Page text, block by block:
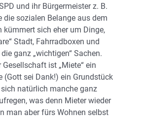
und ihr Bürgermeister z. B.
die sozialen Belange aus dem
kümmert sich eher um Dinge,
Stadt, Fahrradboxen und
ganz „wichtigen“ Sachen.
Gesellschaft ist „Miete“ ein
(Gott sei Dank!) ein Grundstück
natürlich manche ganz
was denn Mieter wieder
man aber fürs Wohnen selbst